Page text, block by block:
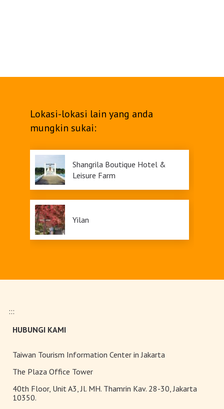
Lokasi-lokasi lain yang anda
mungkin sukai:
Shangrila Boutique Hotel &
Leisure Farm
Yilan
:::
HUBUNGI KAMI
Taiwan Tourism Information Center in Jakarta
The Plaza Office Tower
40th Floor, Unit A3, Jl. MH. Thamrin Kav. 28-30, Jakarta
10350.